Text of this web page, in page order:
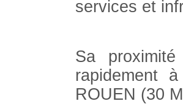
services et
Sa
rapidement
ROUEN (30